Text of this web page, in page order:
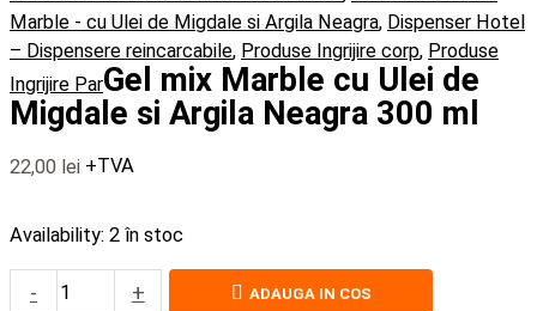
Marble - cu Ulei de Migdale si Argila Neagra, Dispenser Hotel
– Dispensere reincarcabile, Produse Ingrijire corp, Produse
Ingrijire ParGel mix Marble cu Ulei de
Migdale si Argila Neagra 300 ml
22,00 lei +TVA
Availability: 2 în stoc
- + ADAUGA IN COS